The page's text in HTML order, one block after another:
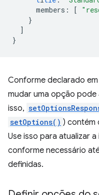
members : [
}
]
}
Conforme declarado
mudar uma opção
isso,
setOptions() ) contém
Use isso para atualizar
conforme necessário
definidas.